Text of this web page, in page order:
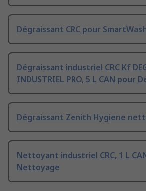
Dégraissant CRC pour
Dégraissant industriel CRC Kf
INDUSTRIEL PRO, 5 L CAN pour
Dégraissant Zenith Hygiene
Nettoyant industriel CRC, 1 L
Nettoyage